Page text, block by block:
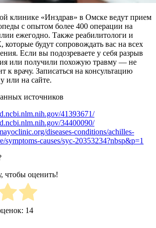
клинике «Инздрав» в Омске ведут прием
с опытом более 400 операции на
ежегодно. Также реабилитологи и
будут сопровождать вас на всех
Если вы подозреваете у себя разрыв
или получили похожую травму — не
к врачу. Записаться на консультацию
или на сайте.
источников
41393671/
34400090/
diseases-conditions/achilles-
symptoms-causes/syc-20353234?nbsp&p=1
чтобы оценить!
14